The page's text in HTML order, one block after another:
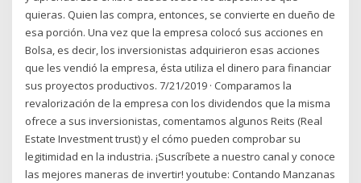
quieras. Quien las compra, entonces, se convierte en dueño de
esa porción. Una vez que la empresa colocó sus acciones en
Bolsa, es decir, los inversionistas adquirieron esas acciones
que les vendió la empresa, ésta utiliza el dinero para financiar
sus proyectos productivos. 7/21/2019 · Comparamos la
revalorización de la empresa con los dividendos que la misma
ofrece a sus inversionistas, comentamos algunos Reits (Real
Estate Investment trust) y el cómo pueden comprobar su
legitimidad en la industria. ¡Suscríbete a nuestro canal y conoce
las mejores maneras de invertir! youtube: Contando Manzanas